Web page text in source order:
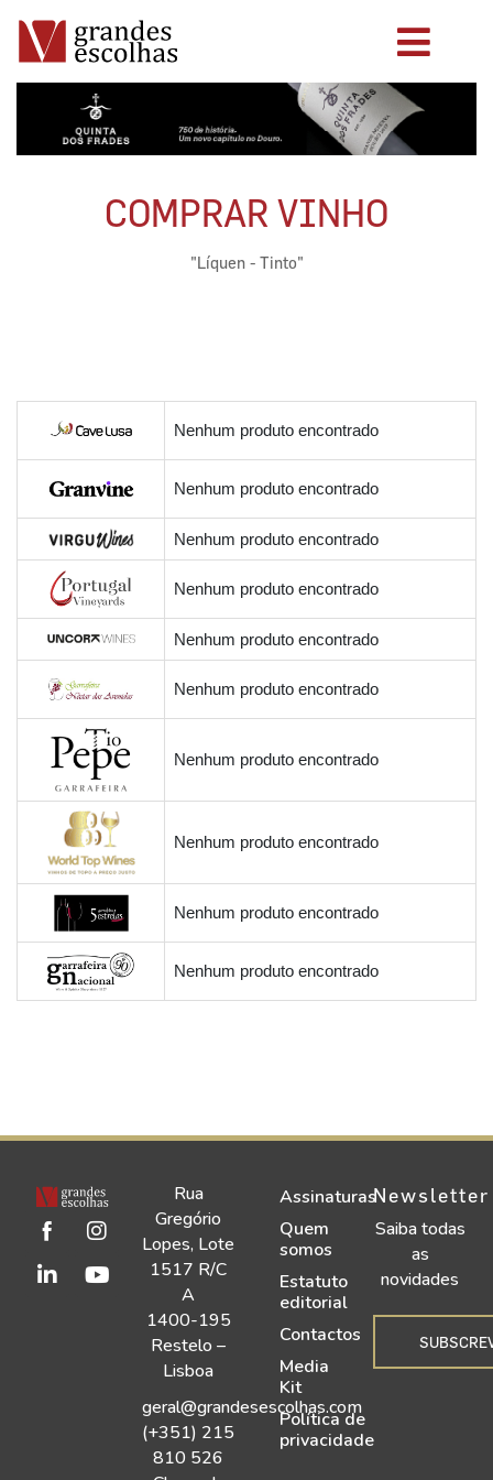
COMPRAR VINHO
"Líquen - Tinto"
Nenhum produto encontrado
Nenhum produto encontrado
Nenhum produto encontrado
Nenhum produto encontrado
Nenhum produto encontrado
Nenhum produto encontrado
Nenhum produto encontrado
Nenhum produto encontrado
Nenhum produto encontrado
Nenhum produto encontrado
Rua
Gregório
Lopes, Lote
1517 R/C
A
1400-195
Restelo –
Lisboa
geral@grandesescolhas.com
(+351) 215
810 526
Assinaturas
Quem
somos
Estatuto
editorial
Contactos
Media
Kit
Política de
privacidade
Newsletter
Saiba todas
as
novidades